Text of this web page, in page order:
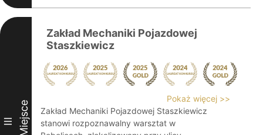
III Miejsce
Zakład Mechaniki Pojazdowej
Staszkiewicz
Pokaż więcej >>
Zakład Mechaniki Pojazdowej Staszkiewicz
stanowi rozpoznawalny warsztat w